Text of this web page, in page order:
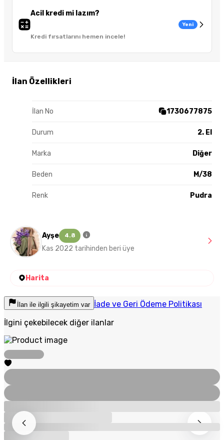
Acil kredi mi lazım?
Kredi fırsatlarını hemen incele!
Yeni
İlan Özellikleri
İlan No 1730677875
Durum 2. El
Marka Diğer
Beden M/38
Renk Pudra
Ayşe 4.8
Kas 2022 tarihinden beri üye
Harita
İlan ile ilgili şikayetim var İade ve Geri Ödeme Politikası
İlgini çekebilecek diğer ilanlar